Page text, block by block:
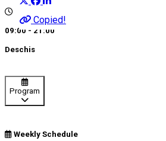
Copied!
09:00 - 21:00
Deschis
Program
Weekly Schedule